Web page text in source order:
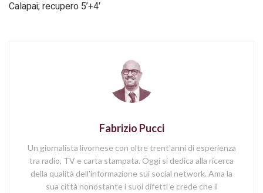
Calapai; recupero 5’+4′
Fabrizio Pucci
Un giornalista livornese con oltre trent'anni di esperienza
tra radio, TV e carta stampata. Oggi si dedica alla ricerca
della qualità dell'informazione sui social network. Ama la
sua città nonostante i suoi difetti e crede che il